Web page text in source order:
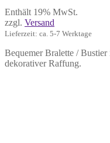
Enthält 19% MwSt.
zzgl. Versand
Lieferzeit: ca. 5-7 Werktage
Bequemer Bralette /
dekorativer Raffung.